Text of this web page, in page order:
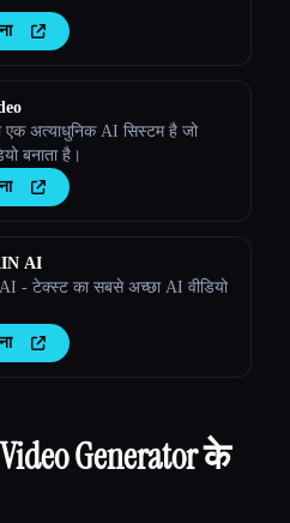
एक अत्याधुनिक AI सिस्टम है जो
बनाता है।
AI
- टेक्स्ट का सबसे अच्छा AI वीडियो
Generator के